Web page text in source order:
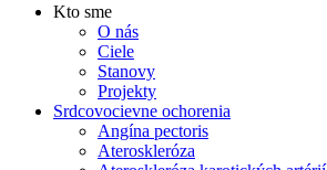
Kto sme
O nás
Ciele
Stanovy
Projekty
Srdcovocievne ochorenia
Angína pectoris
Ateroskleróza